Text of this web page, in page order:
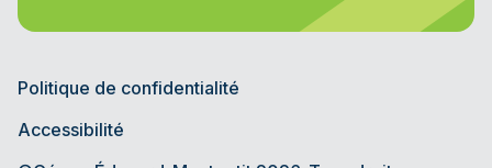
Politique de confidentialité
Accessibilité